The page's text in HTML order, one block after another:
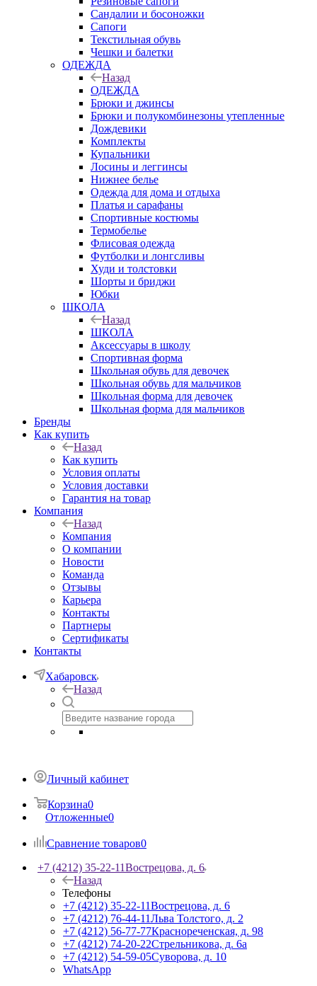
Сандалии и босоножки
Сапоги
Текстильная обувь
Чешки и балетки
ОДЕЖДА
Назад
ОДЕЖДА
Брюки и джинсы
Брюки и полукомбинезоны утепленные
Дождевики
Комплекты
Купальники
Лосины и леггинсы
Нижнее белье
Одежда для дома и отдыха
Платья и сарафаны
Спортивные костюмы
Термобелье
Флисовая одежда
Футболки и лонгсливы
Худи и толстовки
Шорты и бриджи
Юбки
ШКОЛА
Назад
ШКОЛА
Аксессуары в школу
Спортивная форма
Школьная обувь для девочек
Школьная обувь для мальчиков
Школьная форма для девочек
Школьная форма для мальчиков
Бренды
Как купить
Назад
Как купить
Условия оплаты
Условия доставки
Гарантия на товар
Компания
Назад
Компания
О компании
Новости
Команда
Отзывы
Карьера
Контакты
Партнеры
Сертификаты
Контакты
Хабаровск
Назад
Личный кабинет
Корзина0
Отложенные0
Сравнение товаров0
+7 (4212) 35-22-11Вострецова, д. 6
Назад
Телефоны
+7 (4212) 35-22-11Вострецова, д. 6
+7 (4212) 76-44-11Льва Толстого, д. 2
+7 (4212) 56-77-77Краснореченская, д. 98
+7 (4212) 74-20-22Стрельникова, д. 6а
+7 (4212) 54-59-05Суворова, д. 10
WhatsApp